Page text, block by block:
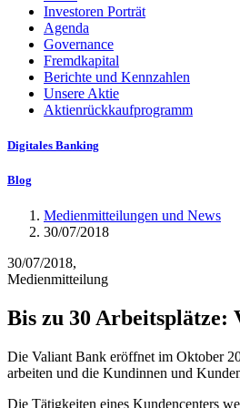
Investoren Porträt
Agenda
Governance
Fremdkapital
Berichte und Kennzahlen
Unsere Aktie
Aktienrückkaufprogramm
Digitales Banking
Blog
Medienmitteilungen und News
30/07/2018
30/07/2018,
Medienmitteilung
Bis zu 30 Arbeitsplätze:
Die Valiant Bank eröffnet im Oktober
arbeiten und die Kundinnen und
Die Tätigkeiten eines Kundencenters